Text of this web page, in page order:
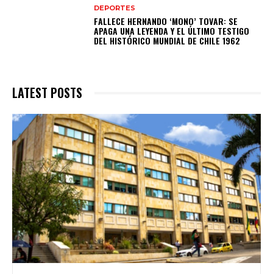
DEPORTES
FALLECE HERNANDO ‘MONO’ TOVAR: SE
APAGA UNA LEYENDA Y EL ÚLTIMO TESTIGO
DEL HISTÓRICO MUNDIAL DE CHILE 1962
LATEST POSTS